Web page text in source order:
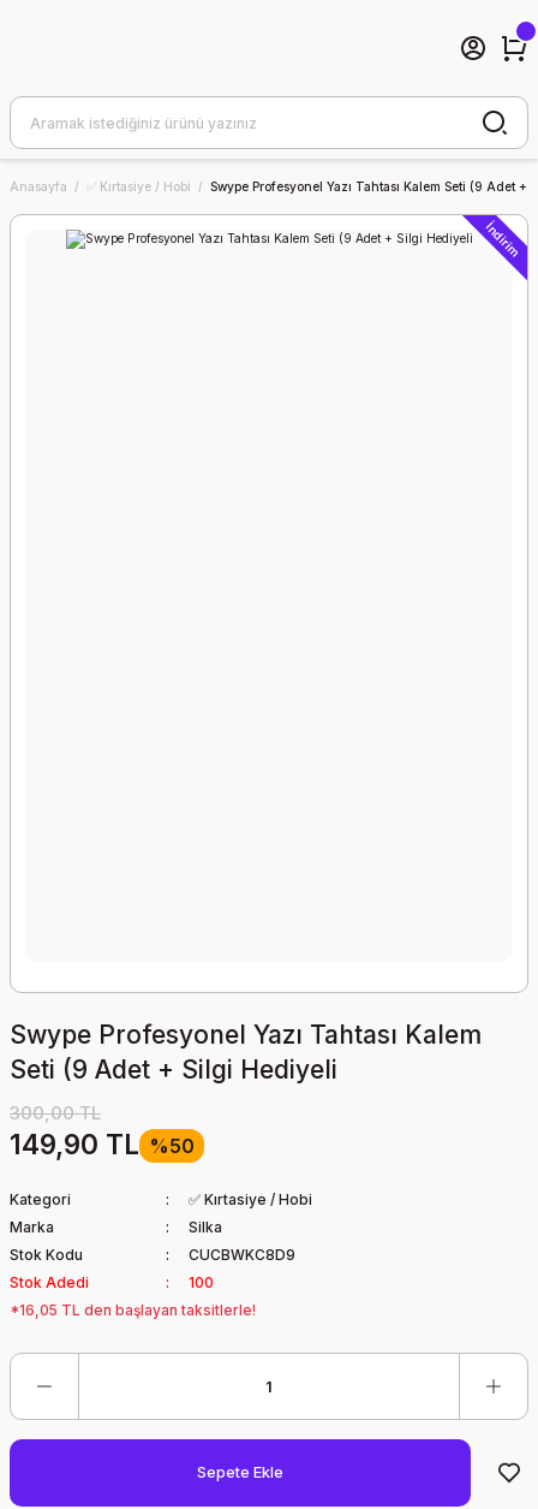
Anasayfa ✅ Kırtasiye / Hobi Swype Profesyonel Yazı Tahtası Kalem Seti (9 Adet +
İndirim
Swype Profesyonel Yazı Tahtası Kalem
Seti (9 Adet + Silgi Hediyeli
300,00 TL
149,90 TL %50
Kategori
✅ Kırtasiye / Hobi
Marka
Silka
Stok Kodu
CUCBWKC8D9
Stok Adedi
100
*16,05 TL den başlayan taksitlerle!
Sepete Ekle